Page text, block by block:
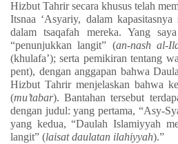
Hizbut Tahrir secara khusus telah
Itsnaa ‘Asyariy, dalam
dalam tsaqafah mereka. Yang
“penunjukkan langit” (an-nash al-
(khulafa’); serta pemikiran tentang
pent), dengan anggapan bahwa
Hizbut Tahrir menjelaskan bahwa
(mu’tabar). Bantahan tersebut
dengan judul: yang pertama, “Asy-
yang kedua, “Daulah Islamiyyah
langit” (laisat daulatan ilahiyyah).”